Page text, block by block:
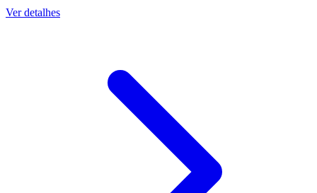
Ver detalhes